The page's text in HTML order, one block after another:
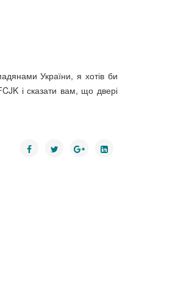
України, я хотів би
і сказати вам, що двері